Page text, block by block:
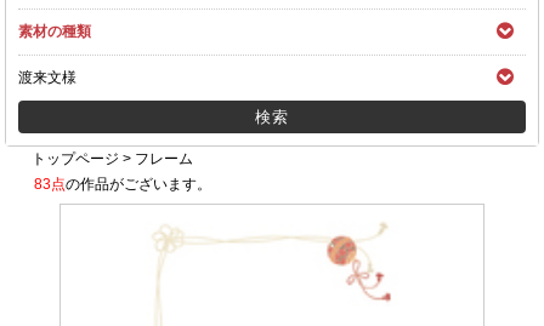
素材の種類
渡来文様
トップページ > フレーム
83点の作品がございます。